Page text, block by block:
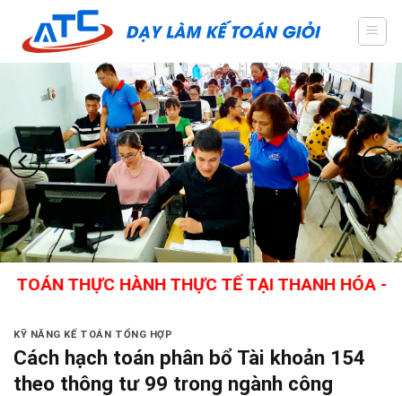
content
THỰC HÀNH THỰC TẾ TẠI THANH HÓA - GIÁO
KỸ NĂNG KẾ TOÁN TỔNG HỢP
Cách hạch toán phân bổ Tài khoản 154
theo thông tư 99 trong ngành công